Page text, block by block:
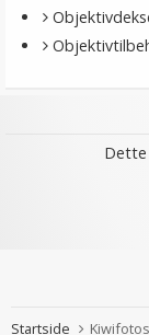
Dette
Startside